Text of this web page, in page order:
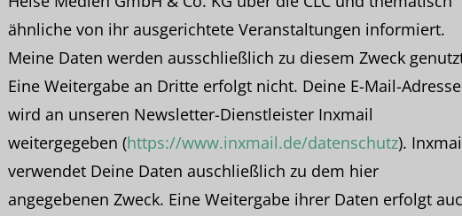
ähnliche von ihr ausgerichtete Veranstaltungen informiert.
Meine Daten werden ausschließlich zu diesem Zweck
Eine Weitergabe an Dritte erfolgt nicht. Deine E-Mail-Adresse
wird an unseren Newsletter-Dienstleister Inxmail
weitergegeben (https://www.inxmail.de/datenschutz).
verwendet Deine Daten auschließlich zu dem hier
angegebenen Zweck. Eine Weitergabe ihrer Daten erfolgt